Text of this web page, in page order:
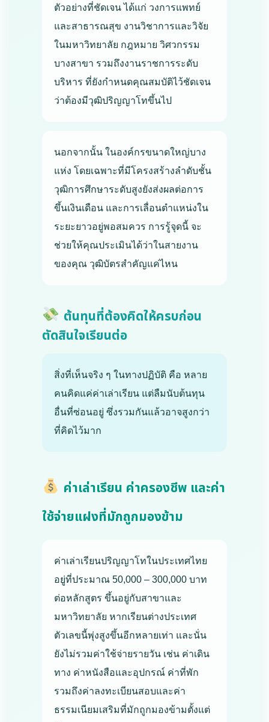
ตัวอย่างที่ชัดเจน ได้แก่ วงการแพทย์
และสาธารณสุข งานวิชาการและวิจัย
ในมหาวิทยาลัย กฎหมาย วิศวกรรม
บางสาขา รวมถึงงานราชการระดับ
บริหาร ที่ยังกำหนดคุณสมบัติไว้ชัดเจน
ว่าต้องมีวุฒิปริญญาโทขึ้นไป
นอกจากนั้น ในองค์กรขนาดใหญ่บาง
แห่ง โดยเฉพาะที่มีโครงสร้างลำดับชั้น
วุฒิการศึกษาระดับสูงยังส่งผลต่อการ
ขึ้นเงินเดือน และการเลื่อนตำแหน่งใน
ระยะยาวอยู่พอสมควร การรู้จุดนี้ จะ
ช่วยให้คุณประเมินได้ว่าในสายงาน
ของคุณ วุฒิบัตรสำคัญแค่ไหน
ต้นทุนที่ต้องคิดให้ครบก่อน
ตัดสินใจเรียนต่อ
สิ่งที่เห็นจริง ๆ ในทางปฏิบัติ คือ หลาย
คนคิดแค่ค่าเล่าเรียน แต่ลืมนับต้นทุน
อื่นที่ซ่อนอยู่ ซึ่งรวมกันแล้วอาจสูงกว่า
ที่คิดไว้มาก
ค่าเล่าเรียน ค่าครองชีพ และค่า
ใช้จ่ายแฝงที่มักถูกมองข้าม
ค่าเล่าเรียนปริญญาโทในประเทศไทย
อยู่ที่ประมาณ 50,000 – 300,000 บาท
ต่อหลักสูตร ขึ้นอยู่กับสาขาและ
มหาวิทยาลัย หากเรียนต่างประเทศ
ตัวเลขนี้พุ่งสูงขึ้นอีกหลายเท่า และนั่น
ยังไม่รวมค่าใช้จ่ายรายวัน เช่น ค่าเดิน
ทาง ค่าหนังสือและอุปกรณ์ ค่าที่พัก
รวมถึงค่าลงทะเบียนสอบและค่า
ธรรมเนียมเสริมที่มักถูกมองข้ามตั้งแต่